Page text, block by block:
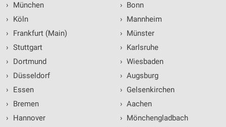
›
München
›
Köln
›
Frankfurt (Main)
› Stuttgart
›
Dortmund
›
Düsseldorf
›
Essen
›
Bremen
›
Hannover
› Bonn
› Mannheim
› Münster
› Karlsruhe
› Wiesbaden
› Augsburg
› Gelsenkirchen
› Aachen
› Mönchengladbach